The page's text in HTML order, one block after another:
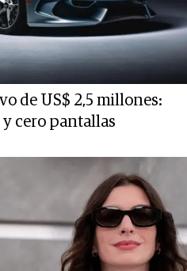
de US$ 2,5 millones:
cero pantallas